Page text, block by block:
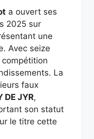
a ouvert ses
2025 sur
une
Avec seize
La
faux
DE JYR,
son statut
le titre cette